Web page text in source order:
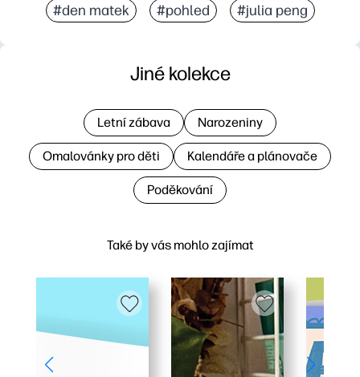
#den matek #pohled #julia peng
Také by vás mohlo zajímat
Jiné kolekce
Letní zábava Narozeniny
Omalovánky pro děti Kalendáře a plánovače
Poděkování